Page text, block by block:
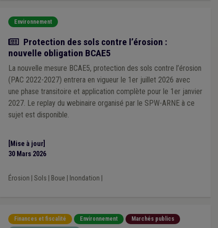
Environnement
Actualité
Protection des sols contre l’érosion :
nouvelle obligation BCAE5
La nouvelle mesure BCAE5, protection des sols contre l’érosion
(PAC 2022-2027) entrera en vigueur le 1er juillet 2026 avec
une phase transitoire et application complète pour le 1er janvier
2027. Le replay du webinaire organisé par le SPW-ARNE à ce
sujet est disponible.
[Mise à jour]
30 Mars 2026
Érosion Sols Boue Inondation
Finances et fiscalité Environnement
Marchés publics